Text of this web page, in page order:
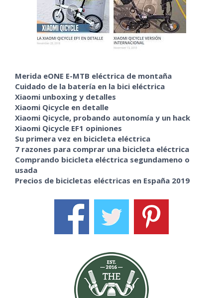
Merida eONE E-MTB eléctrica de montaña
Cuidado de la batería en la bici eléctrica
Xiaomi unboxing y detalles
Xiaomi Qicycle en detalle
Xiaomi Qicycle, probando autonomía y un hack
Xiaomi Qicycle EF1 opiniones
Su primera vez en bicicleta eléctrica
7 razones para comprar una bicicleta eléctrica
Comprando bicicleta eléctrica segundameno o
usada
Precios de bicicletas eléctricas en España 2019